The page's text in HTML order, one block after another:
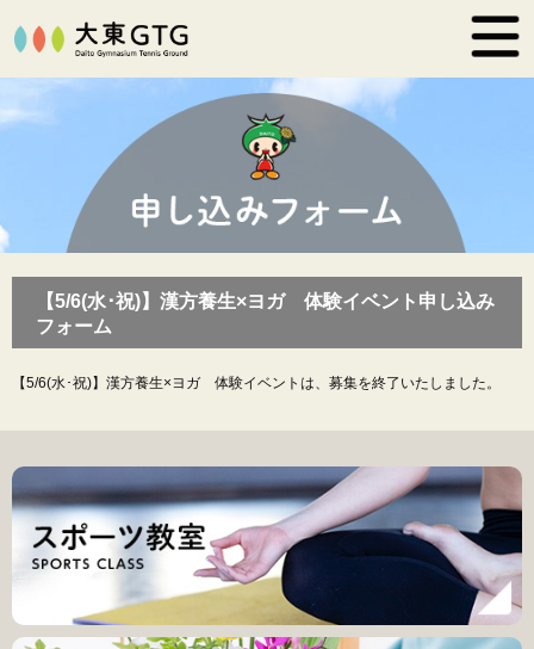
【5/6(水･祝)】漢方養生×ヨガ 体験イベント申し込み
フォーム
【5/6(水･祝)】漢方養生×ヨガ 体験イベントは、募集を終了いたしました。